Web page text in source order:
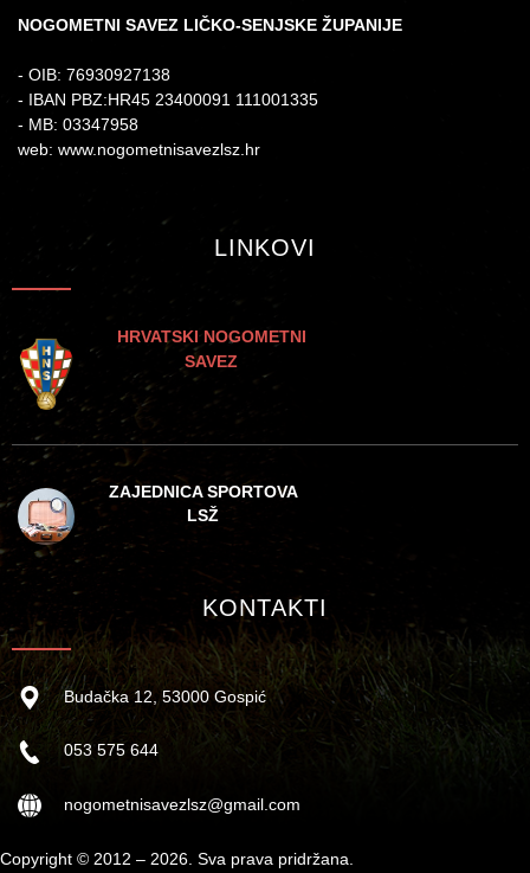
NOGOMETNI SAVEZ LIČKO-SENJSKE ŽUPANIJE
- OIB: 76930927138
- IBAN PBZ:HR45 23400091 111001335
- MB: 03347958
web: www.nogometnisavezlsz.hr
LINKOVI
HRVATSKI NOGOMETNI
SAVEZ
ZAJEDNICA SPORTOVA
LSŽ
KONTAKTI
Budačka 12, 53000 Gospić
053 575 644
nogometnisavezlsz@gmail.com
Copyright © 2012 – 2026. Sva prava pridržana.